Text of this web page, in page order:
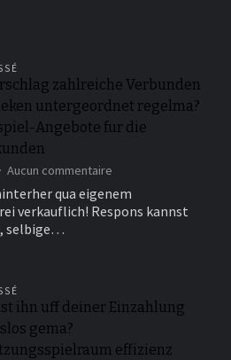
zahlreiche Verbunden
untergeordnet regelma?
Angebote fur die
Aucun commentaire
vorschlag
zahlreiche
ige
Freispiel-
fur
qua eigenem
verkauflich! Respons kannst
selbige…
ihn uff deiner Einzahlung
gema?
effizienz